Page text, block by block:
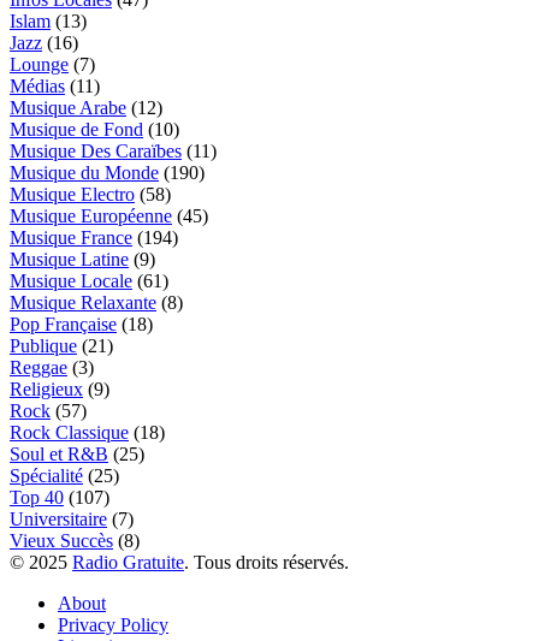
Islam (13)
Jazz (16)
Lounge (7)
Médias (11)
Musique Arabe (12)
Musique de Fond (10)
Musique Des Caraïbes (11)
Musique du Monde (190)
Musique Electro (58)
Musique Européenne (45)
Musique France (194)
Musique Latine (9)
Musique Locale (61)
Musique Relaxante (8)
Pop Française (18)
Publique (21)
Reggae (3)
Religieux (9)
Rock (57)
Rock Classique (18)
Soul et R&B (25)
Spécialité (25)
Top 40 (107)
Universitaire (7)
Vieux Succès (8)
© 2025 Radio Gratuite. Tous droits réservés.
About
Privacy Policy